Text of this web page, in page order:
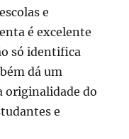
e
é excelente
só identifica
dá um
originalidade do
e